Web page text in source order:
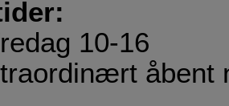
10-16
åbent